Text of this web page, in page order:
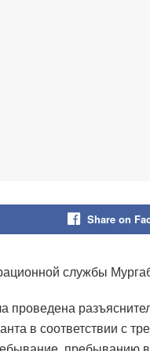
Share on
службы
проведена
в соответствии с